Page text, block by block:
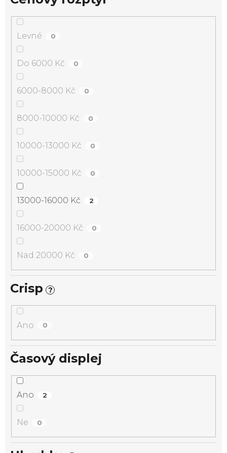
Levné 0
Do 6000 Kč 0
6000-8000 Kč 0
8000-10000 Kč 0
10000-13000 Kč 0
10000-15000 Kč 0
13000-16000 Kč 2
16000-20000 Kč 0
Nad 20000 Kč 0
Crisp ?
Ano 0
Časový displej
Ano 2
Ne 0